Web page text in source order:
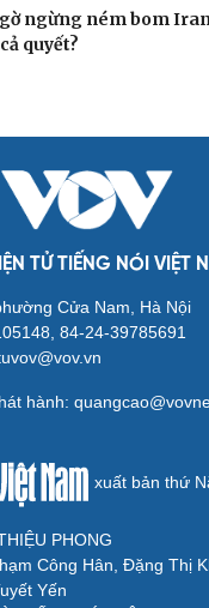
ngừng ném bom
quyết?
TỬ TIẾNG NÓI VIỆT
Cửa Nam, Hà Nội
84-24-39785691
hành:
xuất bản thứ
PHONG
Công Hân, Đặng Thị
Yến